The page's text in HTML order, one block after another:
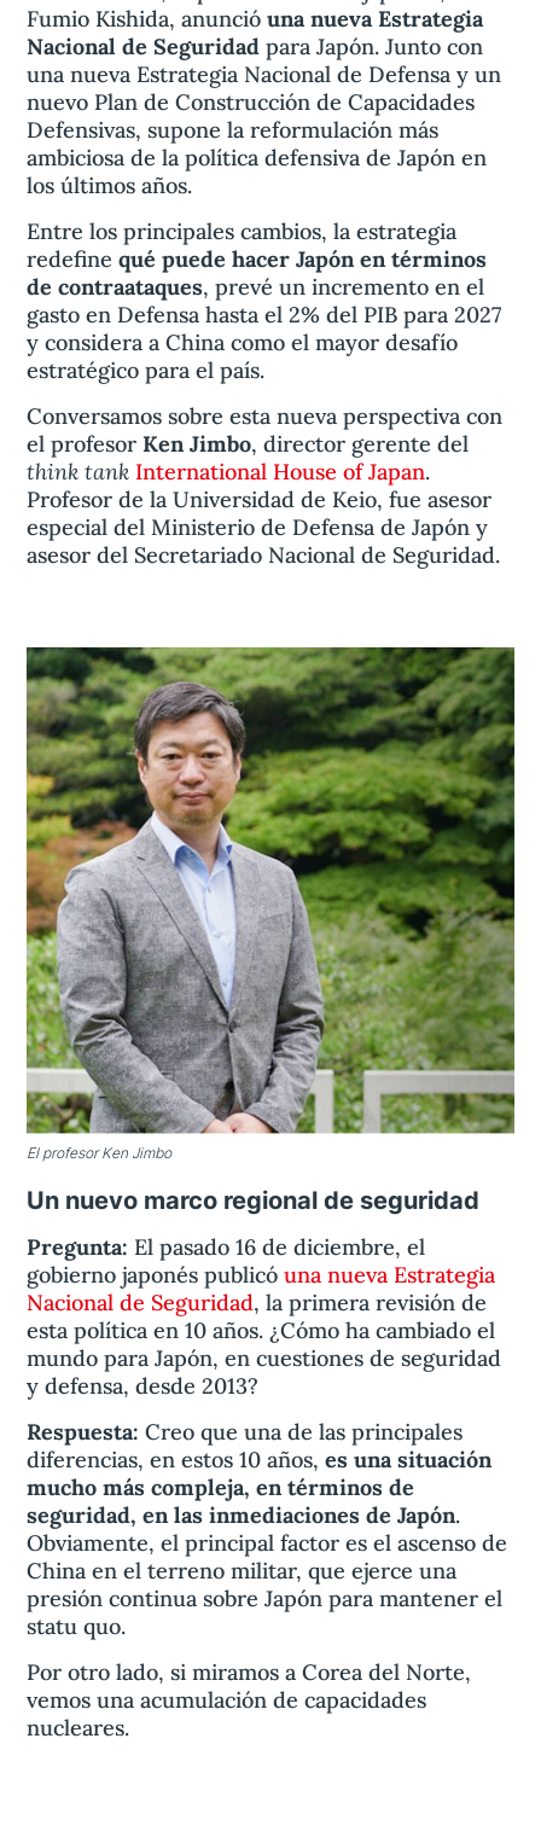
Fumio Kishida, anuncióuna nueva Estrategia
Nacional de Seguridad para Japón. Junto con
una nueva Estrategia Nacional de Defensa y un
nuevo Plan de Construcción de Capacidades
Defensivas, supone la reformulación más
ambiciosa de la política defensiva de Japón en
los últimos años.
Entre los principales cambios, la estrategia
redefinequé puede hacer Japón en términos
de contraataques, prevé un incremento en el
gasto en Defensa hasta el 2% del PIB para 2027
y considera a China como el mayor desafío
estratégico para el país.
Conversamos sobre esta nueva perspectiva con
el profesor Ken Jimbo, director gerente del
think tank International House of Japan.
Profesor de la Universidad de Keio, fue asesor
especial del Ministerio de Defensa de Japón y
asesor del Secretariado Nacional de Seguridad.
El profesor Ken Jimbo
Un nuevo marco regional de seguridad
Pregunta: El pasado 16 de diciembre, el
gobierno japonés publicóuna nueva Estrategia
Nacional de Seguridad, la primera revisión de
esta política en 10 años. ¿Cómo ha cambiado el
mundo para Japón, en cuestiones de seguridad
y defensa, desde 2013?
Respuesta:Creo que una de las principales
diferencias, en estos 10 años,es una situación
mucho más compleja, en términos de
seguridad, en las inmediaciones de Japón.
Obviamente, el principal factor es el ascenso de
China en el terreno militar, que ejerce una
presión continua sobre Japón para mantener el
statu quo.
Por otro lado, si miramos a Corea del Norte,
vemos una acumulación de capacidades
nucleares.